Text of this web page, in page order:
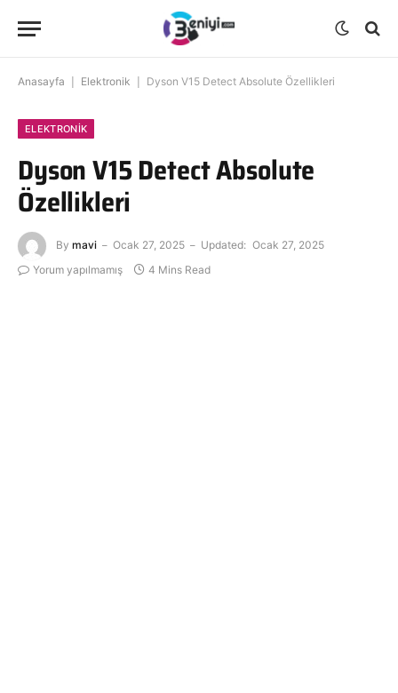
Anasayfa Elektronik Dyson V15 Detect Absolute Özellikleri
ELEKTRONIK
Dyson V15 Detect Absolute
Özellikleri
By mavi Ocak 27, 2025 Updated: Ocak 27, 2025
Yorum yapılmamış
4 Mins Read